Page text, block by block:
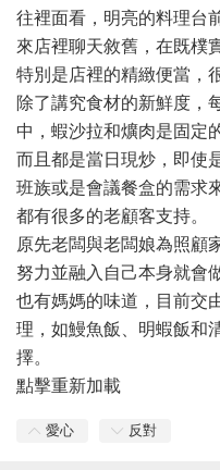
往裡面看，明亮的料理台
來店裡聊天敘舊，在既樸
特別是店裡的精緻便當，
除了講究食材的新鮮度，
中，蝦沙拉和爌肉是固定
而且都是當日現炒，即使
班族或是會議餐盒的需求
都有很多的老顧客支持。
原先老闆與老闆娘為照顧
努力並融入自己本身就會
也有媽媽的味道，目前交
理，如鰻魚飯、明蝦飯和
擇。
點擊重新加載
愛心 反對